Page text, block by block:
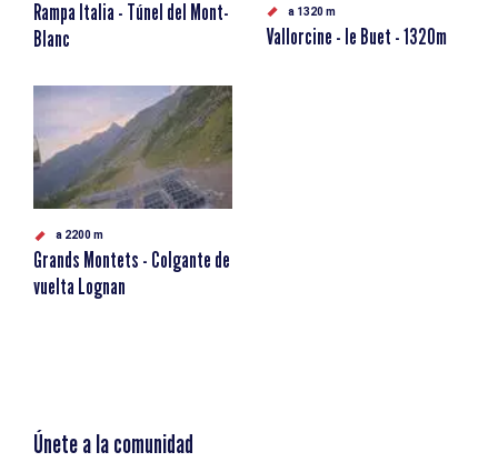
Rampa Italia - Túnel del Mont-
Blanc
a 1320 m
Vallorcine - le Buet - 1320m
a 2200 m
Grands Montets - Colgante de
vuelta Lognan
Únete a la comunidad